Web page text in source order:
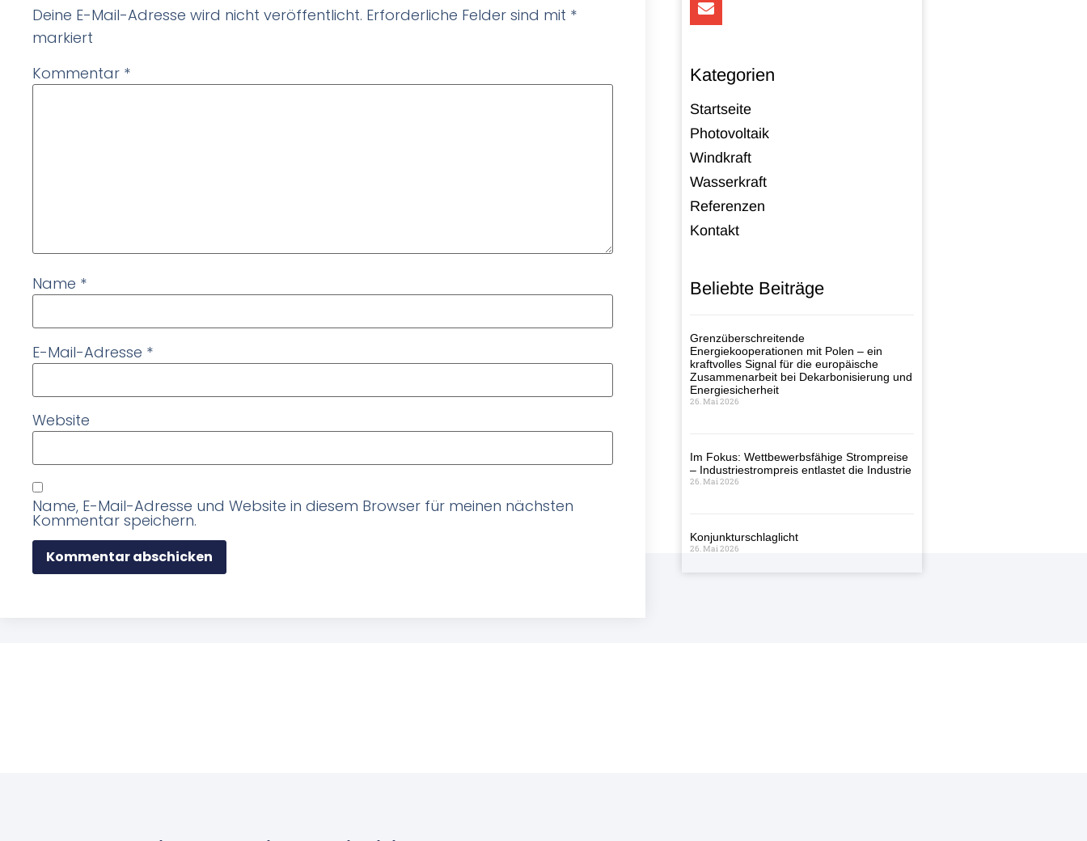
Deine E-Mail-Adresse wird nicht veröffentlicht. Erforderliche Felder sind mit *
markiert
Kommentar *
Name *
E-Mail-Adresse *
Website
Name, E-Mail-Adresse und Website in diesem Browser für meinen nächsten
Kommentar speichern.
Kategorien
Startseite
Photovoltaik
Windkraft
Wasserkraft
Referenzen
Kontakt
Beliebte Beiträge
Grenzüberschreitende
Energiekooperationen mit Polen – ein
kraftvolles Signal für die europäische
Zusammenarbeit bei Dekarbonisierung und
Energiesicherheit
26. Mai 2026
Im Fokus: Wettbewerbsfähige Strompreise
– Industriestrompreis entlastet die Industrie
26. Mai 2026
Konjunkturschlaglicht
26. Mai 2026